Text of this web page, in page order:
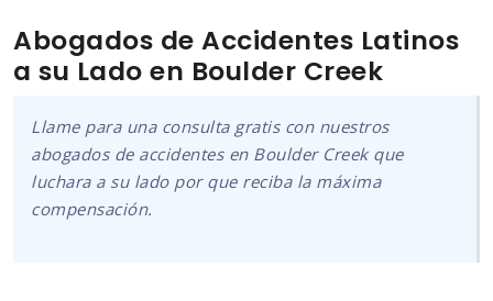
Abogados de Accidentes Latinos
a su Lado en Boulder Creek
Llame para una consulta gratis con nuestros
abogados de accidentes en Boulder Creek que
luchara a su lado por que reciba la máxima
compensación.